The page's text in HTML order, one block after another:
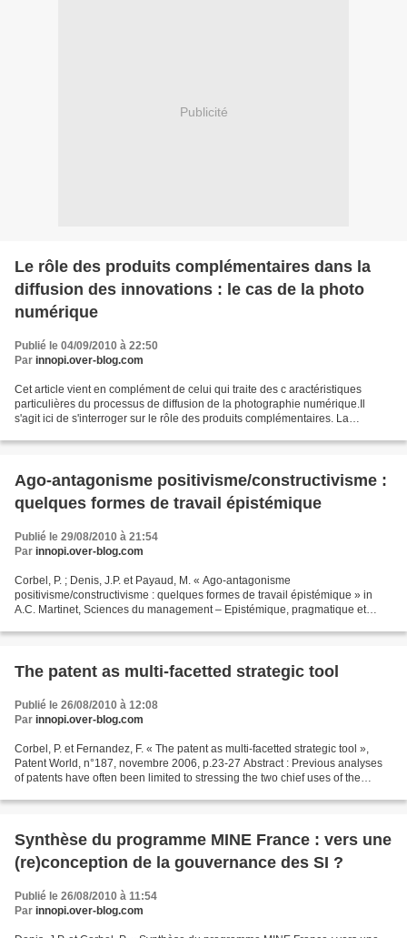
Publicité
Le rôle des produits complémentaires dans la
diffusion des innovations : le cas de la photo
numérique
Publié le 04/09/2010 à 22:50
Par innopi.over-blog.com
Cet article vient en complément de celui qui traite des c aractéristiques
particulières du processus de diffusion de la photographie numérique.Il
s'agit ici de s'interroger sur le rôle des produits complémentaires. La
Ago-antagonisme positivisme/constructivisme :
quelques formes de travail épistémique
Publié le 29/08/2010 à 21:54
Par innopi.over-blog.com
Corbel, P. ; Denis, J.P. et Payaud, M. « Ago-antagonisme
positivisme/constructivisme : quelques formes de travail épistémique » in
A.C. Martinet, Sciences du management – Epistémique, pragmatique et
The patent as multi-facetted strategic tool
Publié le 26/08/2010 à 12:08
Par innopi.over-blog.com
Corbel, P. et Fernandez, F. « The patent as multi-facetted strategic tool »,
Patent World, n°187, novembre 2006, p.23-27 Abstract : Previous analyses
of patents have often been limited to stressing the two chief uses of the
Synthèse du programme MINE France : vers une
(re)conception de la gouvernance des SI ?
Publié le 26/08/2010 à 11:54
Par innopi.over-blog.com